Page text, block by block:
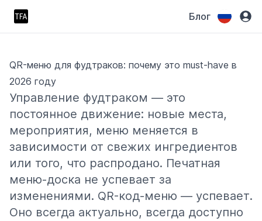
Блог
QR-меню для фудтраков: почему это must-have в
2026 году
Управление фудтраком — это
постоянное движение: новые места,
мероприятия, меню меняется в
зависимости от свежих ингредиентов
или того, что распродано. Печатная
меню-доска не успевает за
изменениями. QR-код-меню — успевает.
Оно всегда актуально, всегда доступно